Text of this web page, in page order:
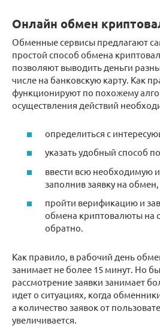
Онлайн обмен
Обменные сервисы предлагают
простой способ обмена
позволяют выводить деньги
числе на банковскую карту. Как
функционируют по похожему
осуществления действий
определиться с
указать удобный способ
ввести всю необходимую
заполнив заявку на обмен,
пройти верификацию и
обмена криптовалюты на
обратно.
Как правило, в рабочий день
занимает не более 15 минут. Но
рассмотрение заявки занимает
идет о ситуациях, когда
а количество заявок от
увеличивается.